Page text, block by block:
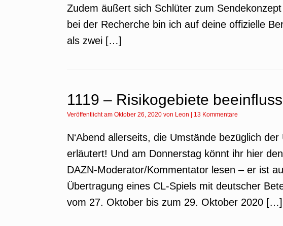
Zudem äußert sich Schlüter zum
bei der Recherche bin ich auf deine offizielle
als zwei […]
1119 – Risikogebiete
Veröffentlicht am Oktober 26, 2020 von Leon 13 Kommentare
N‘Abend allerseits, die Umstände bezüglich
erläutert! Und am Donnerstag könnt ihr hier
DAZN-Moderator/Kommentator lesen – er ist
Übertragung eines CL-Spiels mit deutscher
vom 27. Oktober bis zum 29. Oktober 2020 […]